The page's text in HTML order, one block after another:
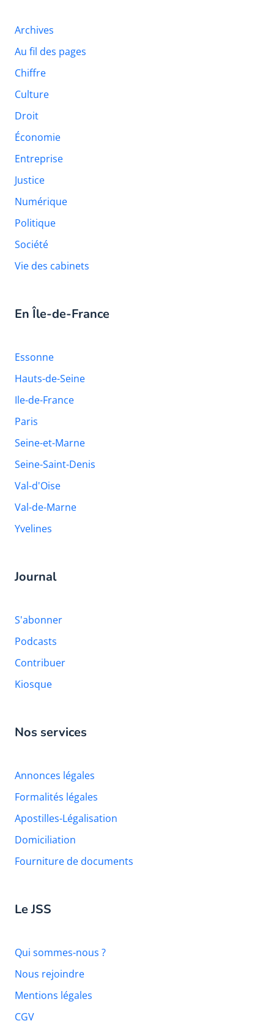
Archives
Au fil des pages
Chiffre
Culture
Droit
Économie
Entreprise
Justice
Numérique
Politique
Société
Vie des cabinets
En Île-de-France
Essonne
Hauts-de-Seine
Ile-de-France
Paris
Seine-et-Marne
Seine-Saint-Denis
Val-d'Oise
Val-de-Marne
Yvelines
Journal
S'abonner
Podcasts
Contribuer
Kiosque
Nos services
Annonces légales
Formalités légales
Apostilles-Légalisation
Domiciliation
Fourniture de documents
Le JSS
Qui sommes-nous ?
Nous rejoindre
Mentions légales
CGV